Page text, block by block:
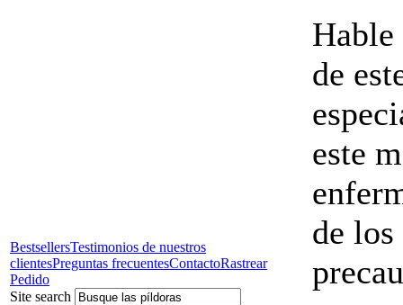
BestsellersTestimonios de nuestros
clientesPreguntas frecuentesContactoRastrear
Pedido
Site search
de
este
de los